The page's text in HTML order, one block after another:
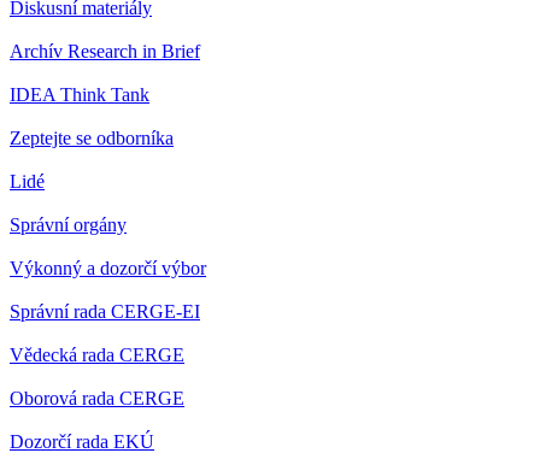
Diskusní materiály
Archív Research in Brief
IDEA Think Tank
Zeptejte se odborníka
Lidé
Správní orgány
Výkonný a dozorčí výbor
Správní rada CERGE-EI
Vědecká rada CERGE
Oborová rada CERGE
Dozorčí rada EKÚ